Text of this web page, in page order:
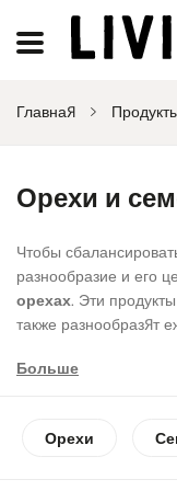
Главная
Орехи и
Чтобы
разнообразие и его
орехах. Эти
также разнообразят
Орехивысоко
органические орехи
Больше
Орехи